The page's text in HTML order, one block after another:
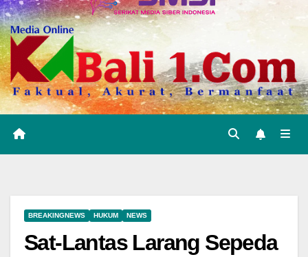
BREAKINGNEWS HUKUM NEWS
Sat-Lantas Larang Sepeda